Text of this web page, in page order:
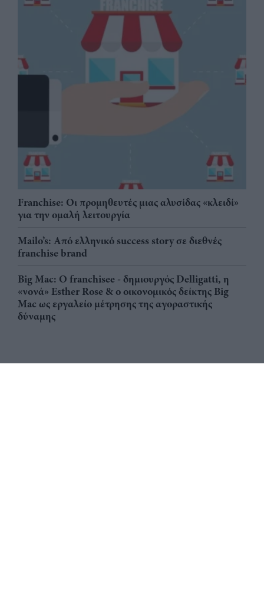
Franchise: Οι προμηθευτές μιας αλυσίδας «κλειδί»
για την ομαλή λειτουργία
Mailo’s: Από ελληνικό success story σε διεθνές
franchise brand
Big Mac: Ο franchisee - δημιουργός Delligatti, η
«νονά» Esther Rose & ο οικονομικός δείκτης Big
Mac ως εργαλείο μέτρησης της αγοραστικής
δύναμης